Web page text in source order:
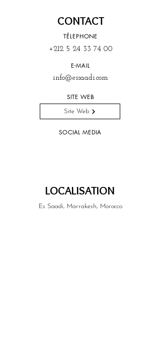
TÉLEPHONE
+212 5 24 33 74 00
E-MAIL
info@essaadi.com
SITE WEB
Site Web
SOCIAL MEDIA
CONTACT
LOCALISATION
Es Saadi, Marrakesh, Morocco